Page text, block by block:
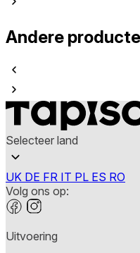
Andere
Selecteer land
UK DE FR IT PL ES RO
Volg ons op:
Uitvoering